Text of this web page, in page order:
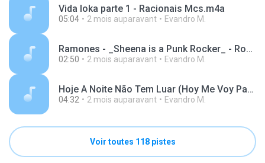
Vida loka parte 1 - Racionais Mcs.m4a
05:04 2 mois auparavant Evandro M.
Ramones - _Sheena is a Punk Rocker_ - Rocket to Russia.m4a
02:50 2 mois auparavant Evandro M.
Hoje A Noite Não Tem Luar (Hoy Me Voy Para México) (Live).m4a
04:32 2 mois auparavant Evandro M.
Voir toutes 118 pistes